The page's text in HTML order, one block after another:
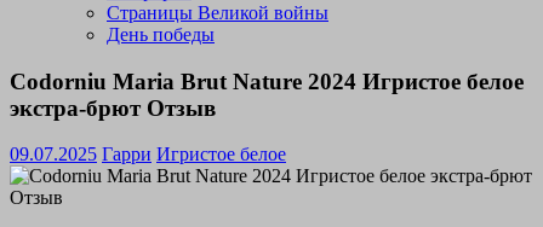
Страницы Великой войны
День победы
Codorniu Maria Brut Nature 2024 Игристое белое
экстра-брют Отзыв
09.07.2025 Гарри Игристое белое